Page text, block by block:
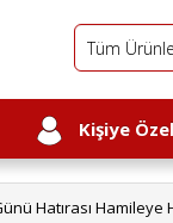
Kişiye
Hatırası